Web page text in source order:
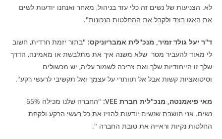
לא. הצניעות של נשים זה כלי עזר בניהול, מאחר ואנחנו יודעות לשים
את האגו בצד ולקבל את ההחלטות הנכונות".
ד"ר יעל גולד זמיר, מנכ"לית אמבריוניקס: "בתור יזמת חרדית, חשוב
לי מאוד להעביר מסר שלא משנה איך את מתלבשת או מאמינה, הדרך
שלך זו הייחודיות שלך ואת צריכה לשמור עליה, יש מכשולים
וסיטואציות קשות אבל אל תוותרי על עצמך ואל תקשיבי לרעשי רקע".
מאי פיאמנטה, מנכ"לית חברת VEE:
"החברה שלנו מכילה 65%
נשים. אני חושבת שנשים יודעות להזיז את כל רעשי הרקע ולקחת
החלטות נקיות וראייה את טובת החברה ".